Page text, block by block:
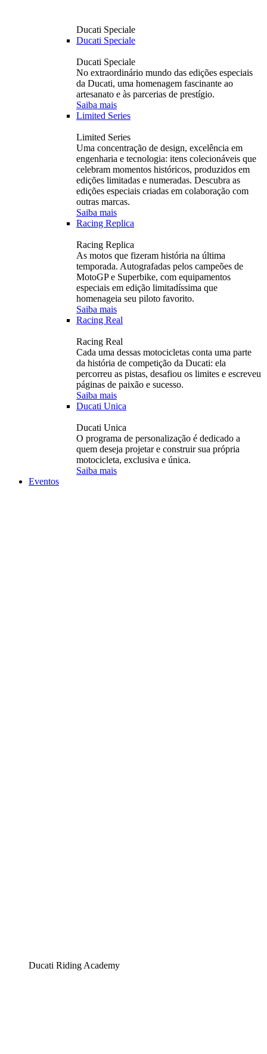
Ducati Speciale
Ducati Speciale
Ducati Speciale
No extraordinário mundo das edições especiais
da Ducati, uma homenagem fascinante ao
artesanato e às parcerias de prestígio.
Saiba mais
Limited Series
Limited Series
Uma concentração de design, excelência em
engenharia e tecnologia: itens colecionáveis ​​que
celebram momentos históricos, produzidos em
edições limitadas e numeradas. Descubra as
edições especiais criadas em colaboração com
outras marcas.
Saiba mais
Racing Replica
Racing Replica
As motos que fizeram história na última
temporada. Autografadas pelos campeões de
MotoGP e Superbike, com equipamentos
especiais em edição limitadíssima que
homenageia seu piloto favorito.
Saiba mais
Racing Real
Racing Real
Cada uma dessas motocicletas conta uma parte
da história de competição da Ducati: ela
percorreu as pistas, desafiou os limites e escreveu
páginas de paixão e sucesso.
Saiba mais
Ducati Unica
Ducati Unica
O programa de personalização é dedicado a
quem deseja projetar e construir sua própria
motocicleta, exclusiva e única.
Saiba mais
Eventos
Ducati Riding Academy